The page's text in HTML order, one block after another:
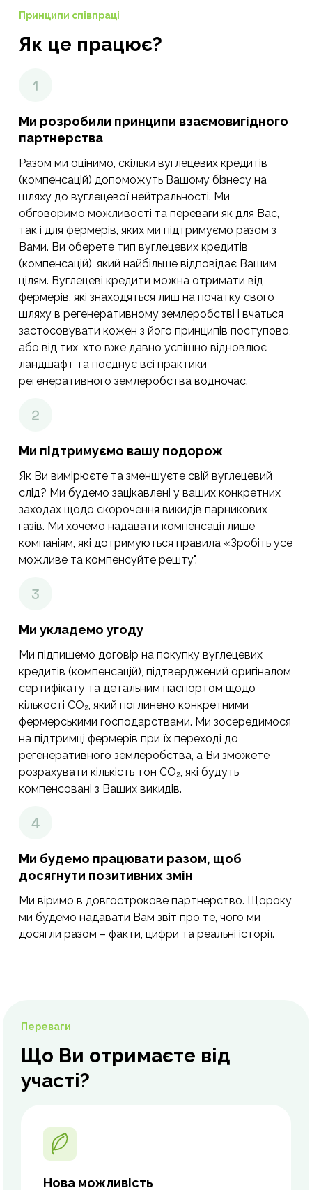
Принципи співпраці
Як це працює?
Ми розробили принципи взаємовигідного
партнерства
Разом ми оцінимо, скільки вуглецевих кредитів
(компенсацій) допоможуть Вашому бізнесу на
шляху до вуглецевої нейтральності. Ми
обговоримо можливості та переваги як для Вас,
так і для фермерів, яких ми підтримуємо разом з
Вами. Ви оберете тип вуглецевих кредитів
(компенсацій), який найбільше відповідає Вашим
цілям. Вуглецеві кредити можна отримати від
фермерів, які знаходяться лиш на початку свого
шляху в регенеративному землеробстві і вчаться
застосовувати кожен з його принципів поступово,
або від тих, хто вже давно успішно відновлює
ландшафт та поєднує всі практики
регенеративного землеробства водночас.
Ми підтримуємо вашу подорож
Як Ви вимірюєте та зменшуєте свій вуглецевий
слід? Ми будемо зацікавлені у ваших конкретних
заходах щодо скорочення викидів парникових
газів. Ми хочемо надавати компенсації лише
компаніям, які дотримуються правила «Зробіть усе
можливе та компенсуйте решту".
Ми укладемо угоду
Ми підпишемо договір на покупку вуглецевих
кредитів (компенсацій), підтверджений оригіналом
сертифікату та детальним паспортом щодо
кількості CO₂, який поглинено конкретними
фермерськими господарствами. Ми зосередимося
на підтримці фермерів при їх переході до
регенеративного землеробства, а Ви зможете
розрахувати кількість тон CO₂, які будуть
компенсовані з Ваших викидів.
Ми будемо працювати разом, щоб
досягнути позитивних змін
Ми віримо в довгострокове партнерство. Щороку
ми будемо надавати Вам звіт про те, чого ми
досягли разом – факти, цифри та реальні історії.
Переваги
Що Ви отримаєте від
участі?
Нова можливість